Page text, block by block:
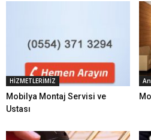
HİZMETLERİMİZ
Mobilya Montaj Servisi ve
Ustası